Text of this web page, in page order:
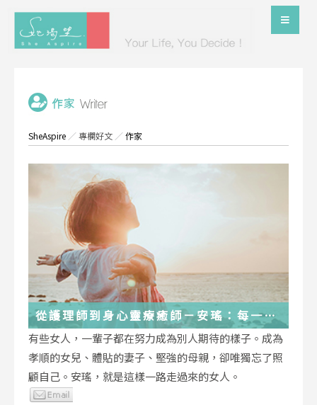
SheAspire ／專欄好文 ／作家
從護理師到身心靈療癒師－安瑤：每一段
低谷，都能成為重生的起點
有些女人，一輩子都在努力成為別人期待的樣子。成為
孝順的女兒、體貼的妻子、堅強的母親，卻唯獨忘了照
顧自己。安瑤，就是這樣一路走過來的女人。